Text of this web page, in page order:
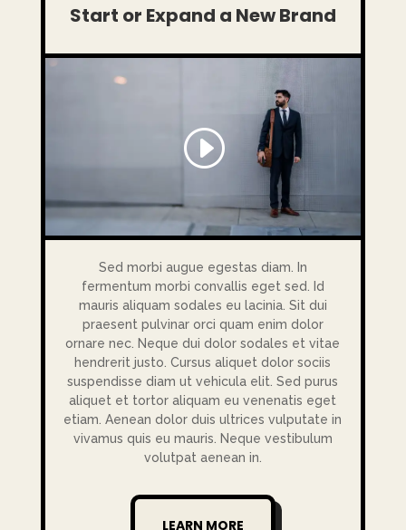
Start or Expand a New Brand
Sed morbi augue egestas diam. In
fermentum morbi convallis eget sed. Id
mauris aliquam sodales eu lacinia. Sit dui
praesent pulvinar orci quam enim dolor
ornare nec. Neque dui dolor sodales et vitae
hendrerit justo. Cursus aliquet dolor sociis
suspendisse diam ut vehicula elit. Sed purus
aliquet et tortor aliquam eu venenatis eget
etiam. Aenean dolor duis ultrices vulputate in
vivamus quis eu mauris. Neque vestibulum
volutpat aenean in.
LEARN MORE